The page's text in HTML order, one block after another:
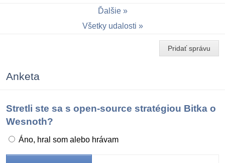
Ďalšie
Všetky udalosti
Pridať správu
Anketa
Stretli ste sa s open-source stratégiou Bitka o
Wesnoth?
Áno, hral som alebo hrávam